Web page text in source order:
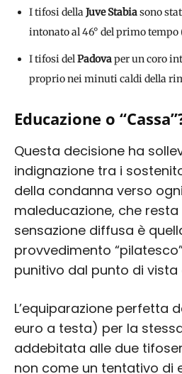
I tifosi dellaJuve Stabiasono
intonato al 46° del primo tempo
I tifosi delPadovaper un coro
proprio nei minuti caldi della
Educazione o
Questa decisione ha
indignazione tra i
della condanna verso
maleducazione, che
sensazione diffusa è
provvedimento
punitivo dal punto di
L’equiparazione perfetta
euro a testa) per la
addebitata alle due
non come un tentativo di